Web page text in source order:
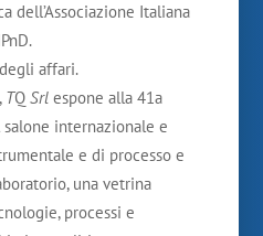
dell’Associazione Italiana
affari.
, TQ Srl espone alla 41a
salone internazionale e
e di processo e
una vetrina
processi e